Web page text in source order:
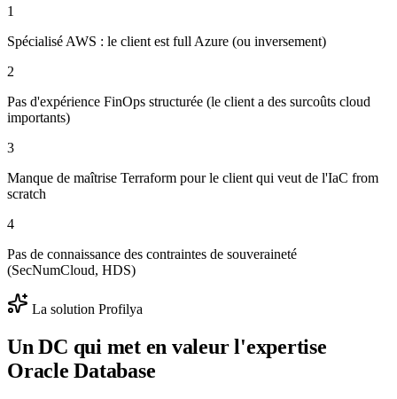
1
Spécialisé AWS : le client est full Azure (ou inversement)
2
Pas d'expérience FinOps structurée (le client a des surcoûts cloud
importants)
3
Manque de maîtrise Terraform pour le client qui veut de l'IaC from
scratch
4
Pas de connaissance des contraintes de souveraineté
(SecNumCloud, HDS)
La solution Profilya
Un DC qui met en valeur l'expertise
Oracle Database